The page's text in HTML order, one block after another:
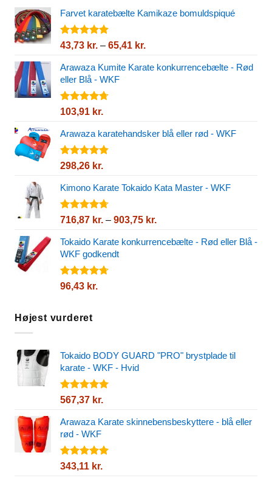
Farvet karatebælte Kamikaze bomuldspiqué
Vurderet
5
43,73 kr. – 65,41 kr.
til
Arawaza Kumite Karate konkurrencebælte - Rød
eller Blå - WKF
Vurderet
5
103,91 kr.
Arawaza karatehandsker blå eller rød - WKF
Vurderet
5
298,26 kr.
Kimono Karate Tokaido Kata Master - WKF
Vurderet
5
716,87 kr. – 903,75 kr.
til
Tokaido Karate konkurrencebælte - Rød eller Blå -
WKF godkendt
Vurderet
96,43 kr.
Højest vurderet
Tokaido BODY GUARD "PRO" brystplade til
karate - WKF - Hvid
Vurderet
5
567,37 kr.
Arawaza Karate skinnebensbeskyttere - blå eller
rød - WKF
Vurderet
343,11 kr.